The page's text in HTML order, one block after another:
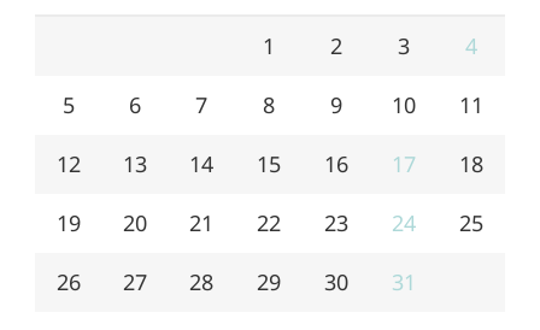
1 2 3 4
5 6 7 8 9 10 11
12 13 14 15 16 17 18
19 20 21 22 23 24 25
26 27 28 29 30 31